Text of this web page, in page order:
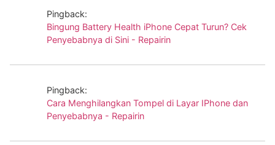
Pingback:
Bingung Battery Health iPhone Cepat Turun? Cek
Penyebabnya di Sini - Repairin
Pingback:
Cara Menghilangkan Tompel di Layar IPhone dan
Penyebabnya - Repairin